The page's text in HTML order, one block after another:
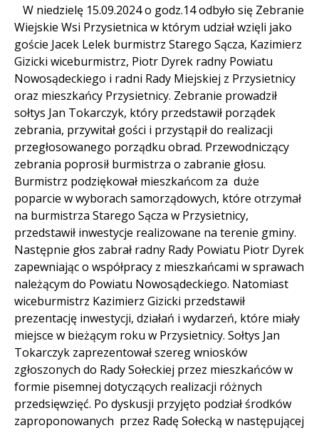
Treść
W niedzielę 15.09.2024 o godz.14 odbyło się Zebranie
Wiejskie Wsi Przysietnica w którym udział wzięli jako
goście Jacek Lelek burmistrz Starego Sącza, Kazimierz
Gizicki wiceburmistrz, Piotr Dyrek radny Powiatu
Nowosądeckiego i radni Rady Miejskiej z Przysietnicy
oraz mieszkańcy Przysietnicy. Zebranie prowadził
sołtys Jan Tokarczyk, który przedstawił porządek
zebrania, przywitał gości i przystąpił do realizacji
przegłosowanego porządku obrad. Przewodniczący
zebrania poprosił burmistrza o zabranie głosu.
Burmistrz podziękował mieszkańcom za duże
poparcie w wyborach samorządowych, które otrzymał
na burmistrza Starego Sącza w Przysietnicy,
przedstawił inwestycje realizowane na terenie gminy.
Następnie głos zabrał radny Rady Powiatu Piotr Dyrek
zapewniając o współpracy z mieszkańcami w sprawach
należącym do Powiatu Nowosądeckiego. Natomiast
wiceburmistrz Kazimierz Gizicki przedstawił
prezentację inwestycji, działań i wydarzeń, które miały
miejsce w bieżącym roku w Przysietnicy. Sołtys Jan
Tokarczyk zaprezentował szereg wniosków
zgłoszonych do Rady Sołeckiej przez mieszkańców w
formie pisemnej dotyczących realizacji różnych
przedsięwzięć. Po dyskusji przyjęto podział środków
zaproponowanych przez Radę Sołecką w następującej